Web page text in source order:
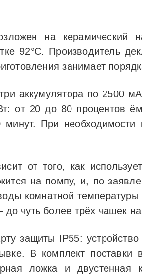
на керамический
92°C. Производитель
занимает
аккумулятора по 2500
от 20 до 80 процентов
При
от того, как
на помпу, и, по
комнатной
чуть более трёх чашек
защиты IP55:
В комплект поставки
ложка и